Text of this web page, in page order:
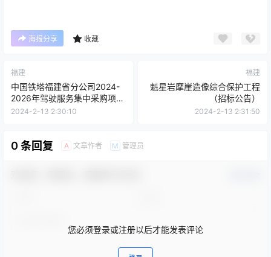
海报分享 收藏
福建
中国铁塔福建省分公司2024-
2026年驾驶服务集中采购项目
（第二次）招标公告
2024-2-13 2:30:10
福建
魁星岩摩崖造像综合保护工程
（招标公告）
2024-2-13 2:31:50
0 条回复 A 文章作者 M 管理员
您必须登录或注册以后才能发表评论